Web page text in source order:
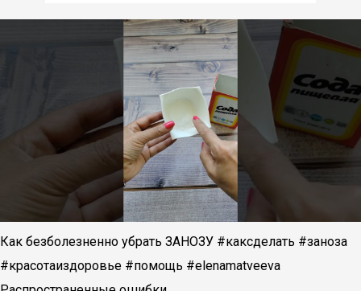
Как безболезненно убрать ЗАНОЗУ #каксделать #заноза
#красотаиздоровье #помощь #elenamatveeva